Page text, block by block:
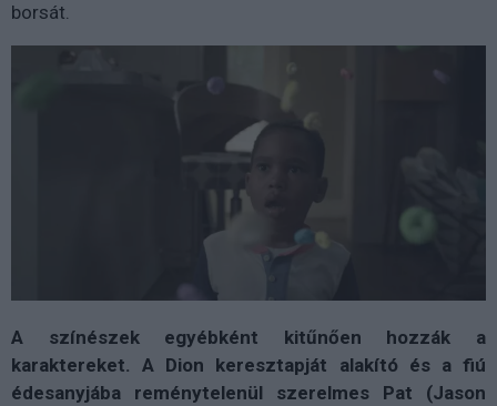
borsát.
A színészek egyébként kitűnően hozzák a
karaktereket. A Dion keresztapját alakító és a fiú
édesanyjába reménytelenül szerelmes Pat (Jason